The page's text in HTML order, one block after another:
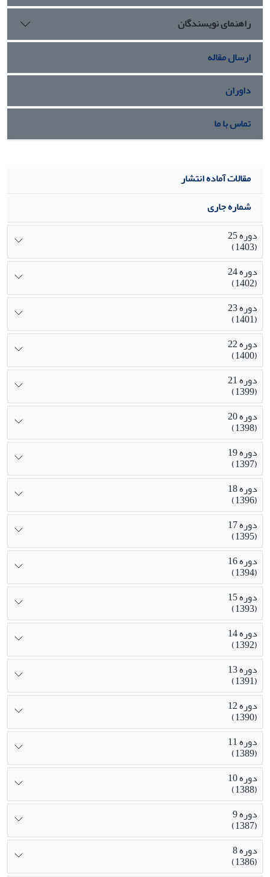
راهنمای نویسندگان
ارسال مقاله
داوران
تماس با ما
مقالات آماده انتشار
شماره جاری
دوره 25
(1403)
دوره 24
(1402)
دوره 23
(1401)
دوره 22
(1400)
دوره 21
(1399)
دوره 20
(1398)
دوره 19
(1397)
دوره 18
(1396)
دوره 17
(1395)
دوره 16
(1394)
دوره 15
(1393)
دوره 14
(1392)
دوره 13
(1391)
دوره 12
(1390)
دوره 11
(1389)
دوره 10
(1388)
دوره 9
(1387)
دوره 8
(1386)